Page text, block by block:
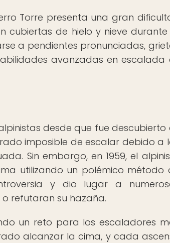
Torre presenta una gran
cubiertas de hielo y nieve
a pendientes pronunciadas,
avanzadas en escalada
desde que fue descubierto
imposible de escalar debido a
Sin embargo, en 1959, el
utilizando un polémico método
y dio lugar a
refutaran su hazaña.
un reto para los escaladores
alcanzar la cima, y cada